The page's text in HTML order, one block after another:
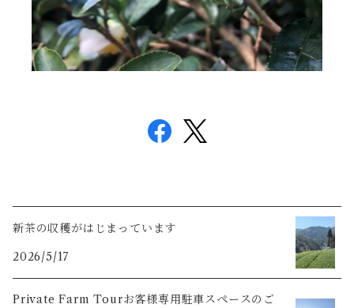
新茶の収穫がはじまっています
2026/5/17
Private Farm Tourお客様専用駐車スペースのご